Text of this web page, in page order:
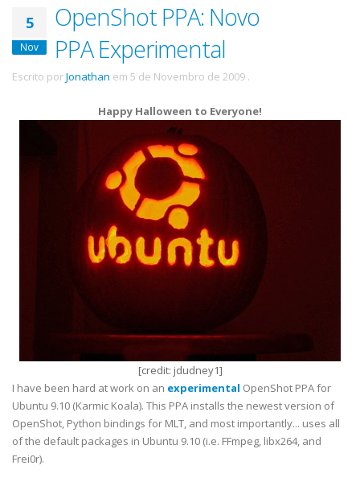
5
Nov
OpenShot PPA: Novo
PPA Experimental
Escrito porJonathan em 5 de Novembro de 2009 .
Happy Halloween to Everyone!
[credit: jdudney1]
I have been hard at work on an experimental OpenShot PPA for
Ubuntu 9.10 (Karmic Koala). This PPA installs the newest version of
OpenShot, Python bindings for MLT, and most importantly... uses all
of the default packages in Ubuntu 9.10 (i.e. FFmpeg, libx264, and
Frei0r).